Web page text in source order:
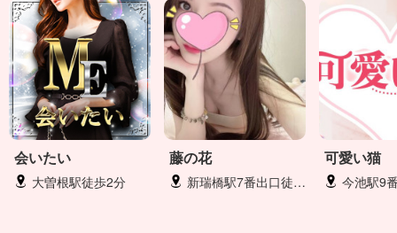
会いたい
大曽根駅徒歩2分
藤の花
新瑞橋駅7番出口徒歩1分
可愛い猫
今池駅9番